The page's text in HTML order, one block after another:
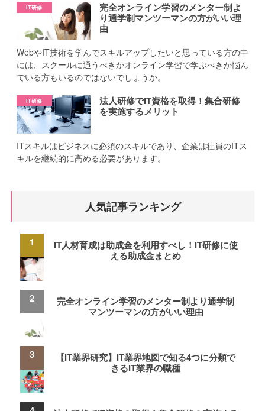
完全オンライン学習のメンター制よ
り通学制マンツーマンの方がいい理
由
WebやIT技術を学んでスキルアップしたいと思っている方の中
には、スクールに通うべきかオンライン学習で学ぶべきか悩ん
でいる方もいるのではないでしょうか。
法人研修でIT資格を取得！集合研修
を実施するメリット
ITスキルはビジネスに必須のスキルであり、企業は社員のITス
キルを継続的に高める必要があります。
人気記事ランキング
IT人材育成は助成金を利用すべし！IT研修に使
える助成金まとめ
完全オンライン学習のメンター制より通学制
マンツーマンの方がいい理由
【IT業界研究】IT業界地図で知る4つに分類で
きるIT業界の職種